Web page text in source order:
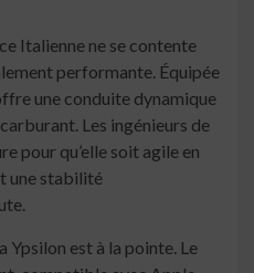
Italienne ne se contente
performante. Équipée
une conduite dynamique
Les ingénieurs de
pour qu’elle soit agile en
une stabilité
Ypsilon est à la pointe. Le